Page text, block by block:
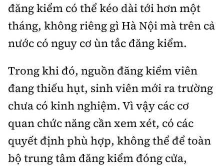
đăng kiểm có thể kéo dài tới hơn một
tháng, không riêng gì Hà Nội mà trên cả
nước có nguy cơ ùn tắc đăng kiểm.
Trong khi đó, nguồn đăng kiểm viên
đang thiếu hụt, sinh viên mới ra trường
chưa có kinh nghiệm. Vì vậy các cơ
quan chức năng cần xem xét, có các
quyết định phù hợp, không thể để toàn
bộ trung tâm đăng kiểm đóng cửa,